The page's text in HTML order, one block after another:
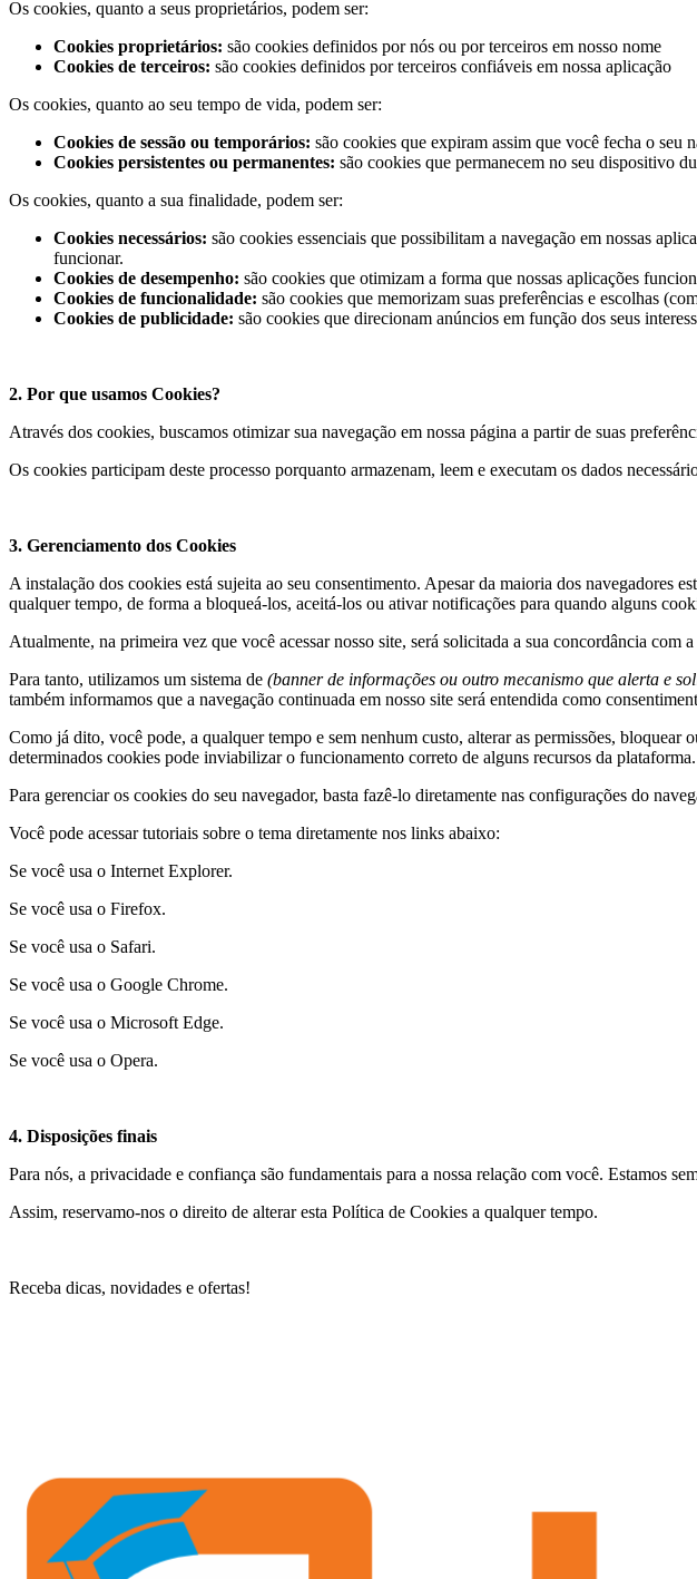
Os cookies, quanto a seus proprietários, podem ser:
Cookies proprietários: são cookies definidos por nós ou por terceiros em nosso nome
Cookies de terceiros: são cookies definidos por terceiros confiáveis em nossa aplicação
Os cookies, quanto ao seu tempo de vida, podem ser:
Cookies de sessão ou temporários: são cookies que expiram assim que você fecha o seu
Cookies persistentes ou permanentes: são cookies que permanecem no seu dispositivo
Os cookies, quanto a sua finalidade, podem ser:
Cookies necessários: são cookies essenciais que possibilitam a navegação em nossas
funcionar.
Cookies de desempenho: são cookies que otimizam a forma que nossas aplicações
Cookies de funcionalidade: são cookies que memorizam suas preferências e escolhas
Cookies de publicidade: são cookies que direcionam anúncios em função dos seus
2. Por que usamos Cookies?
Através dos cookies, buscamos otimizar sua navegação em nossa página a partir de suas
Os cookies participam deste processo porquanto armazenam, leem e executam os dados
3. Gerenciamento dos Cookies
A instalação dos cookies está sujeita ao seu consentimento. Apesar da maioria dos navegadores
qualquer tempo, de forma a bloqueá-los, aceitá-los ou ativar notificações para quando alguns
Atualmente, na primeira vez que você acessar nosso site, será solicitada a sua concordância com
Para tanto, utilizamos um sistema de (banner de informações ou outro mecanismo que alerta e
também informamos que a navegação continuada em nosso site será entendida como
Como já dito, você pode, a qualquer tempo e sem nenhum custo, alterar as permissões,
determinados cookies pode inviabilizar o funcionamento correto de alguns recursos da plataforma.
Para gerenciar os cookies do seu navegador, basta fazê-lo diretamente nas configurações do
Você pode acessar tutoriais sobre o tema diretamente nos links abaixo:
Se você usa o Internet Explorer.
Se você usa o Firefox.
Se você usa o Safari.
Se você usa o Google Chrome.
Se você usa o Microsoft Edge.
Se você usa o Opera.
4. Disposições finais
Para nós, a privacidade e confiança são fundamentais para a nossa relação com você. Estamos
Assim, reservamo-nos o direito de alterar esta Política de Cookies a qualquer tempo.
Receba dicas, novidades e ofertas!